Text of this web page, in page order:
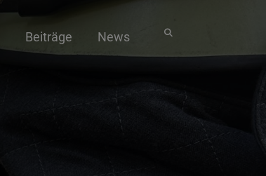
Beiträge News